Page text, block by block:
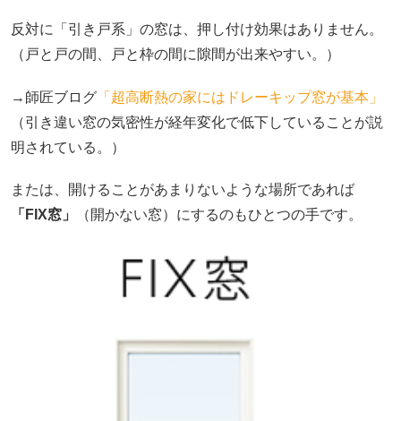
反対に「引き戸系」の窓は、押し付け効果はありません。
（戸と戸の間、戸と枠の間に隙間が出来やすい。）
→師匠ブログ「超高断熱の家にはドレーキップ窓が基本」
（引き違い窓の気密性が経年変化で低下していることが説
明されている。）
または、開けることがあまりないような場所であれば
「FIX窓」
（開かない窓）にするのもひとつの手です。